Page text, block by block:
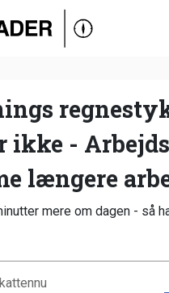
ikke -
længere
mere om dagen - så